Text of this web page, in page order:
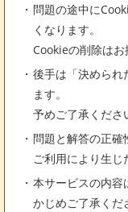
問題の途中に
くなります。
Cookieの削除はお
後手は「決められ
ます。
予めご了承くださ
問題と解答の正確
ご利用により生じ
本サービスの内容
かじめご了承くだ